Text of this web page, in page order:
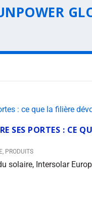
SES PORTES : CE
, PRODUITS
solaire, Intersolar